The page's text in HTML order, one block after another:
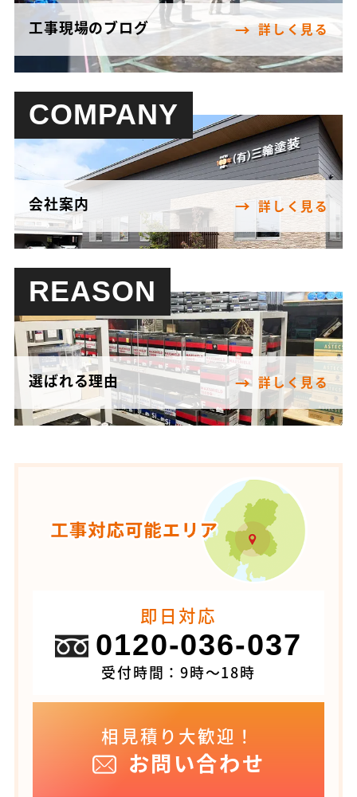
工事現場のブログ 詳しく見る
COMPANY
会社案内 詳しく見る
REASON
選ばれる理由 詳しく見る
即日対応
0120-036-037
受付時間：9時～18時
相見積り大歓迎！
お問い合わせ